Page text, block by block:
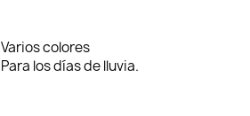
Varios colores
Para los días de lluvia.